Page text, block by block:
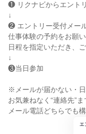
❶ リクナビからエント
↓
❷ エントリー受付メー
仕事体験の予約をお願い
日程を指定いただき、
↓
❸当日参加
※メールが届かない・
お気兼ねなく“連絡先”
メール電話どちらでも構
エ